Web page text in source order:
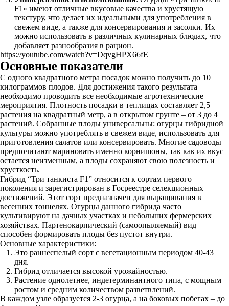
F1» имеют отличные вкусовые качества и хрустящую
текстуру, что делает их идеальными для употребления в
свежем виде, а также для консервирования и засолки. Их
можно использовать в различных кулинарных блюдах, что
добавляет разнообразия в рацион.
https://youtube.com/watch?v=DqvgHPX66fE
Основные показатели
С одного квадратного метра посадок можно получить до 10
килограммов плодов. Для достижения такого результата
необходимо проводить все необходимые агротехнические
мероприятия. Плотность посадки в теплицах составляет 2,5
растения на квадратный метр, а в открытом грунте – от 3 до 4
растений. Собранные плоды универсальны: огурцы гибридной
культуры можно употреблять в свежем виде, использовать для
приготовления салатов или консервировать. Многие садоводы
предпочитают мариновать именно корнишоны, так как их вкус
остается неизменным, а плоды сохраняют свою полезность и
хрусткость.
Гибрид “Три танкиста F1” относится к сортам первого
поколения и зарегистрирован в Госреестре селекционных
достижений. Этот сорт предназначен для выращивания в
весенних тоннелях. Огурцы данного гибрида часто
культивируют на дачных участках и небольших фермерских
хозяйствах. Партенокарпический (самоопыляемый) вид
способен формировать плоды без пустот внутри.
Основные характеристики:
Это раннеспелый сорт с вегетационным периодом 40-43
дня.
Гибрид отличается высокой урожайностью.
Растение однолетнее, индетерминантного типа, с мощным
ростом и средним количеством разветвлений.
В каждом узле образуется 2-3 огурца, а на боковых побегах – до